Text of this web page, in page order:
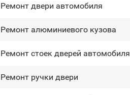
Ремонт двери автомобиля
Ремонт алюминиевого кузова
Ремонт стоек дверей автомобиля
Ремонт ручки двери